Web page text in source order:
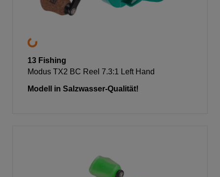
13 Fishing
Modus TX2 BC Reel 7.3:1 Left Hand
Modell in Salzwasser-Qualität!